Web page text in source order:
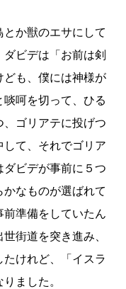
か獣のエサにして
ビデは「お前は剣
ども、僕には神様が
呵を切って、ひる
ゴリアテに投げつ
て、それでゴリア
ビデが事前に５つ
なものが選ばれて
準備をしていたん
街道を突き進み、
けれど、「イスラ
ました。